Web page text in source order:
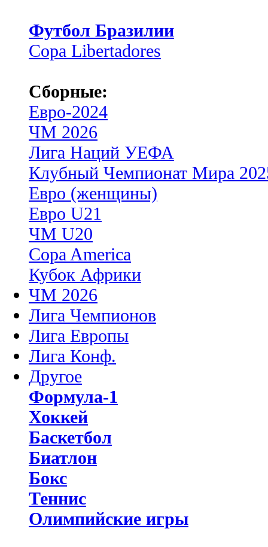
Футбол Бразилии
Copa Libertadores
Сборные:
Евро-2024
ЧМ 2026
Лига Наций УЕФА
Клубный Чемпионат Мира
Евро (женщины)
Евро U21
ЧМ U20
Copa America
Кубок Африки
ЧМ 2026
Лига Чемпионов
Лига Европы
Лига Конф.
Другое
Формула-1
Хоккей
Баскетбол
Биатлон
Бокс
Теннис
Олимпийские игры